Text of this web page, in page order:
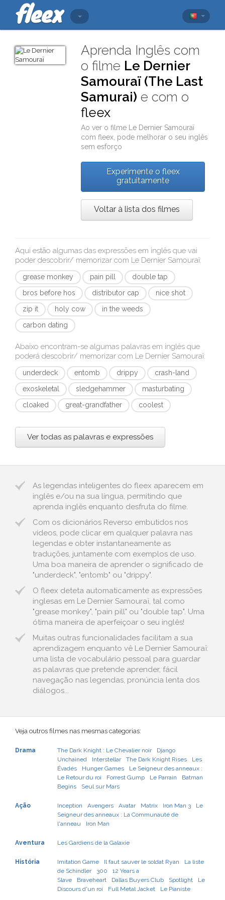
Aprenda Inglês com
o filme Le Dernier
Samouraï (The Last
Samurai) e com o
fleex
Ao ver o filme
Le Dernier Samouraï
comfleex , pode melhorar o seu inglês
sem esforço
Experimente o fleex
gratuitamente
Voltar à lista dos filmes
Aqui estão algumas das expressões em inglês que vai
poder descobrir/ memorizar com Le Dernier Samouraï:
grease monkey pain pill
double tap
bros before hos
distributor cap
nice shot
zip it
holy cow
in the weeds
carbon dating
Abaixo encontram-se algumas palavras em inglês que
poderá descobrir/ memorizar com Le Dernier Samouraï:
underdeck entomb drippy
crash-land
exoskeletal
sledgehammer
masturbating
cloaked
great-grandfather coolest
Ver todas as palavras e expressões
As legendas inteligentes do fleex aparecem em
inglês e/ou na sua língua, permitindo que
aprenda inglês enquanto desfruta do filme.
Com os dicionários Reverso embutidos nos
vídeos, pode clicar em qualquer palavra nas
legendas e obter instantaneamente as
traduções, juntamente com exemplos de uso.
Uma boa maneira de aprender o significado de
"underdeck", "entomb" ou "drippy".
O fleex deteta automaticamente as expressões
inglesas em Le Dernier Samouraï, tal como
"grease monkey", "pain pill" ou "double tap". Uma
ótima maneira de aperfeiçoar o seu inglês!
Muitas outras funcionalidades facilitam a sua
aprendizagem enquanto vê Le Dernier Samouraï:
uma lista de vocabulário pessoal para guardar
as palavras que pretende aprender, fácil
navegação nas legendas, pronúncia lenta dos
diálogos...
Veja outros filmes nas mesmas categorias:
Drama The Dark Knight : Le Chevalier noir
Django
Unchained
Interstellar The Dark Knight Rises
Les
Évadés
Hunger Games
Le Seigneur des anneaux :
Le Retour du roi
Forrest Gump Le Parrain
Batman
Begins
Seul sur Mars
Ação Inception Avengers Avatar Matrix Iron Man 3
Le
Seigneur des anneaux : La Communauté de
l'anneau
Iron Man
Aventura Les Gardiens de la Galaxie
História Imitation Game Il faut sauver le soldat Ryan
La liste
de Schindler
300
12 Years a
Slave
Braveheart Dallas Buyers Club Spotlight
Le
Discours d'un roi
Full Metal Jacket Le Pianiste